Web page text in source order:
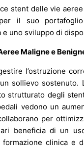
stent delle vie
il suo
uno sviluppo di
Maligne e
l’ostruzione
sollievo sostenuto.
strutturato degli
vedono un
per
beneficia di un
clinica e